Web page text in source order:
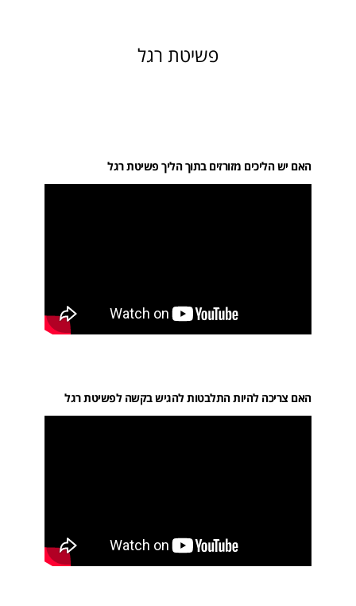
פשיטת רגל
האם יש הליכים מזורזים בתוך הליך פשיטת רגל
האם צריכה להיות התלבטות להגיש בקשה לפשיטת רגל